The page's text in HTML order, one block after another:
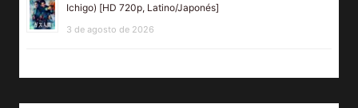
Ichigo) [HD 720p, Latino/Japonés]
3 de agosto de 2026